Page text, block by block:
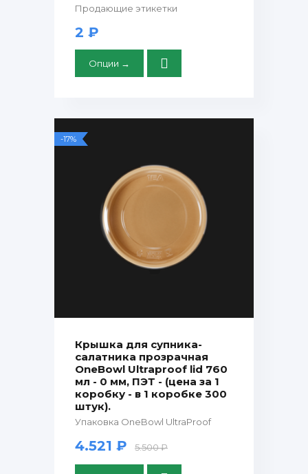
Продающие этикетки
2 ₽
Опции →
-17%
Крышка для супника-
салатника прозрачная
OneBowl Ultraproof lid 760
мл - 0 мм, ПЭТ - (цена за 1
коробку - в 1 коробке 300
штук).
Упаковка OneBowl UltraProof
4.521 ₽ 5.500 ₽